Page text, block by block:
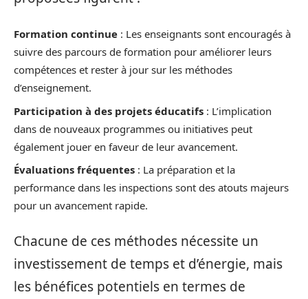
Formation continue : Les enseignants sont encouragés à
suivre des parcours de formation pour améliorer leurs
compétences et rester à jour sur les méthodes
d’enseignement.
Participation à des projets éducatifs : L’implication
dans de nouveaux programmes ou initiatives peut
également jouer en faveur de leur avancement.
Évaluations fréquentes : La préparation et la
performance dans les inspections sont des atouts majeurs
pour un avancement rapide.
Chacune de ces méthodes nécessite un
investissement de temps et d’énergie, mais
les bénéfices potentiels en termes de